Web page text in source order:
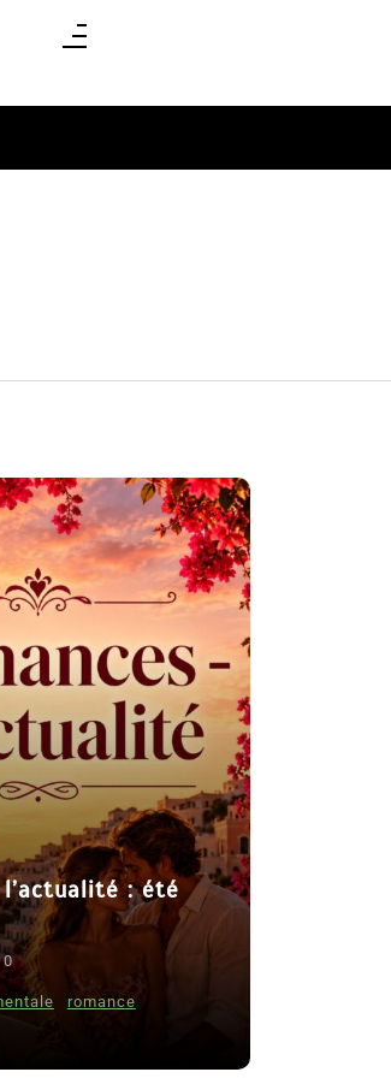
l’actualité : été
0
romance